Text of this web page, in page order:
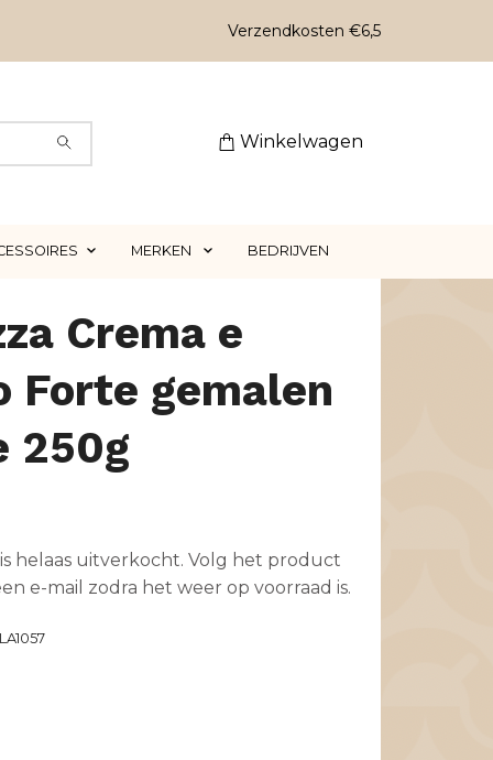
Verzendkosten €6,5
Winkelwagen
MERKEN BEDRIJVEN
Crema e
Forte gemalen
250g
helaas uitverkocht. Volg het product
e-mail zodra het weer op voorraad is.
LA1057